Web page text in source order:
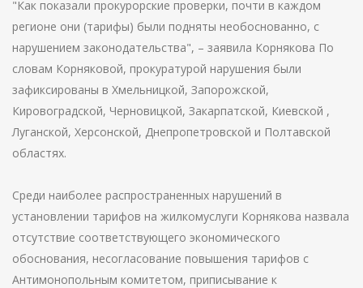
"Как показали прокурорские проверки, почти в каждом
регионе они (тарифы) были подняты необоснованно, с
нарушением законодательства", – заявила Корнякова По
словам Корняковой, прокуратурой нарушения были
зафиксированы в Хмельницкой, Запорожской,
Кировоградской, Черновицкой, Закарпатской, Киевской ,
Луганской, Херсонской, Днепропетровской и Полтавской
областях.
Среди наиболее распространенных нарушений в
установлении тарифов на жилкомуслуги Корнякова назвала
отсутствие соответствующего экономического
обоснования, несогласование повышения тарифов с
Антимонопольным комитетом, приписывание к